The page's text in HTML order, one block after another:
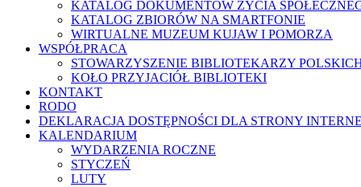
KATALOG DOKUMENTÓW ŻYCIA
KATALOG ZBIORÓW NA SMARTFONIE
WIRTUALNE MUZEUM KUJAW I POMORZA
WSPÓŁPRACA
STOWARZYSZENIE BIBLIOTEKARZY
KOŁO PRZYJACIÓŁ BIBLIOTEKI
KONTAKT
RODO
DEKLARACJA DOSTĘPNOŚCI DLA STRONY
KALENDARIUM
WYDARZENIA ROCZNE
STYCZEŃ
LUTY